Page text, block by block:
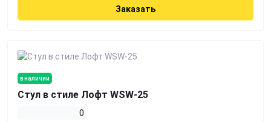
Заказать
в наличии
Стул в стиле Лофт WSW-25
0